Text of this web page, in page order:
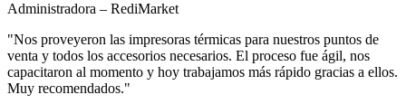
Administradora – RediMarket
"Nos proveyeron las impresoras térmicas para nuestros puntos de
venta y todos los accesorios necesarios. El proceso fue ágil, nos
capacitaron al momento y hoy trabajamos más rápido gracias a ellos.
Muy recomendados."